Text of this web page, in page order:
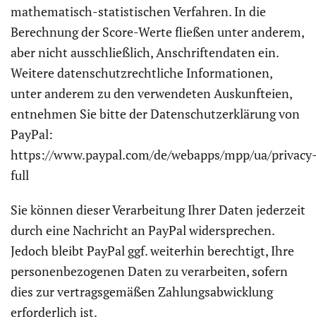
mathematisch-statistischen Verfahren. In die
Berechnung der Score-Werte fließen unter anderem,
aber nicht ausschließlich, Anschriftendaten ein.
Weitere datenschutzrechtliche Informationen,
unter anderem zu den verwendeten Auskunfteien,
entnehmen Sie bitte der Datenschutzerklärung von
PayPal:
https://www.paypal.com/de/webapps/mpp/ua/
full
Sie können dieser Verarbeitung Ihrer Daten jederzeit
durch eine Nachricht an PayPal widersprechen.
Jedoch bleibt PayPal ggf. weiterhin berechtigt, Ihre
personenbezogenen Daten zu verarbeiten, sofern
dies zur vertragsgemäßen Zahlungsabwicklung
erforderlich ist.